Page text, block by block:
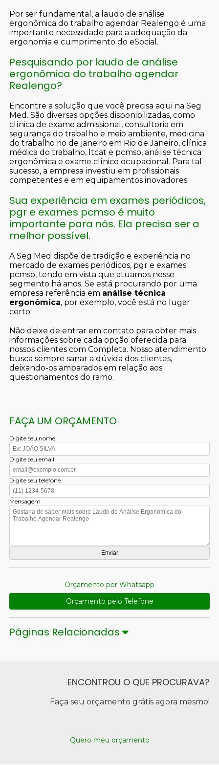
Por ser fundamental, a laudo de análise
ergonômica do trabalho agendar Realengo é uma
importante necessidade para a adequação da
ergonomia e cumprimento do eSocial.
Pesquisando por laudo de análise
ergonômica do trabalho agendar
Realengo?
Encontre a solução que você precisa aqui na Seg
Med. São diversas opções disponibilizadas, como
clínica de exame admissional, consultoria em
segurança do trabalho e meio ambiente, medicina
do trabalho rio de janeiro em Rio de Janeiro, clínica
médica do trabalho, ltcat e pcmso, análise técnica
ergonômica e exame clínico ocupacional. Para tal
sucesso, a empresa investiu em profissionais
competentes e em equipamentos inovadores.
Sua experiência em exames periódicos,
pgr e exames pcmso é muito
importante para nós. Ela precisa ser a
melhor possível.
A Seg Med dispõe de tradição e experiência no
mercado de exames periódicos, pgr e exames
pcmso, tendo em vista que atuamos nesse
segmento há anos. Se está procurando por uma
empresa referência em análise técnica
ergonômica, por exemplo, você está no lugar
certo.
Não deixe de entrar em contato para obter mais
informações sobre cada opção oferecida para
nossos clientes com Completa. Nosso atendimento
busca sempre sanar a dúvida dos clientes,
deixando-os amparados em relação aos
questionamentos do ramo.
FAÇA UM ORÇAMENTO
Digite seu nome
Digite seu email
Digite seu telefone
Mensagem
Orçamento por Whatsapp
Orçamento pelo Telefone
Páginas Relacionadas
ENCONTROU O QUE PROCURAVA?
Faça seu orçamento grátis agora mesmo!
Quero meu orçamento